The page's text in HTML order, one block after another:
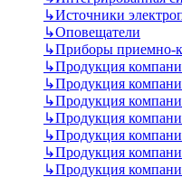
↳Источники
↳Оповещатели
↳Приборы приемно-
↳Продукция
↳Продукция
↳Продукция
↳Продукция
↳Продукция
↳Продукция
↳Продукция